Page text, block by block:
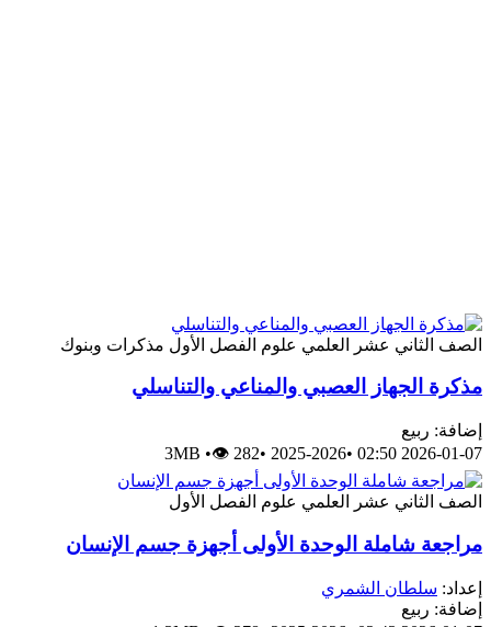
الصف الثاني عشر العلمي علوم الفصل الأول مذكرات وبنوك
مذكرة الجهاز العصبي والمناعي والتناسلي
إضافة: ربيع
2026-01-07 02:50
•
2025-2026
•
3MB •👁 282
الصف الثاني عشر العلمي علوم الفصل الأول
مراجعة شاملة الوحدة الأولى أجهزة جسم الإنسان
إعداد: سلطان الشمري
إضافة: ربيع